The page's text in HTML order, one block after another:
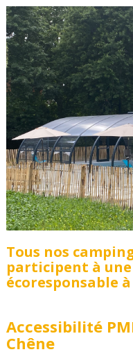
Tous nos
participent à
écoresponsable
Accessibilité
Chêne